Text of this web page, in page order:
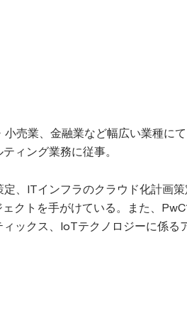
売業、金融業など幅広い業種に
ィング業務に従事。
、ITインフラのクラウド化計画
クトを手がけている。また、
ックス、IoTテクノロジーに係る